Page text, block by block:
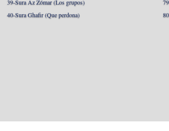
39-Sura Az Zómar (Los grupos)
40-Sura Ghafir (Que perdona)